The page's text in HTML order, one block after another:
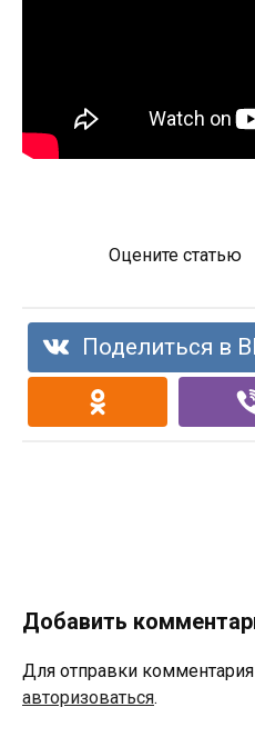
Оцените статью
Поделиться в
Добавить
Для отправки
авторизоваться.